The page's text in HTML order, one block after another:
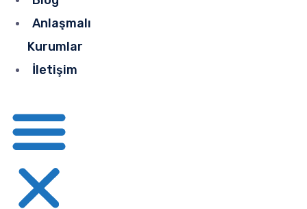
Anlaşmalı
Kurumlar
İletişim